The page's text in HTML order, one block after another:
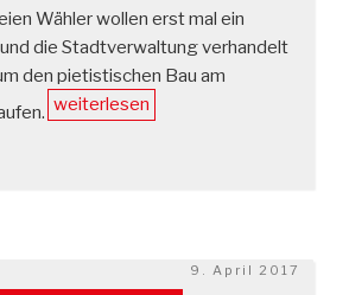
Wähler wollen erst mal ein
die Stadtverwaltung verhandelt
den pietistischen Bau am
„Stadtbücherei
weiterlesen
Veröffentlicht
9. April 2017